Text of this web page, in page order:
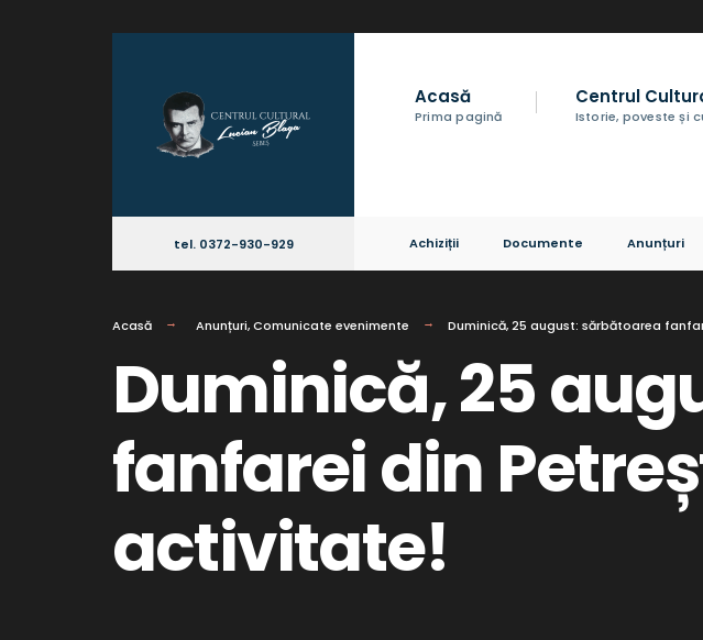
Acasă
Prima pagină
Centrul
Istorie, poveste și
tel. 0372-930-929 Achiziții Documente Anunțuri
Acasă Anunțuri,Comunicate evenimente Duminică, 25 august: sărbătoarea
Duminică, 25
fanfarei din
activitate!